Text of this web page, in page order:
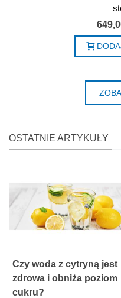
OSTATNIE ARTYKUŁY
Czy woda z cytryną jest
zdrowa i obniża poziom
cukru?